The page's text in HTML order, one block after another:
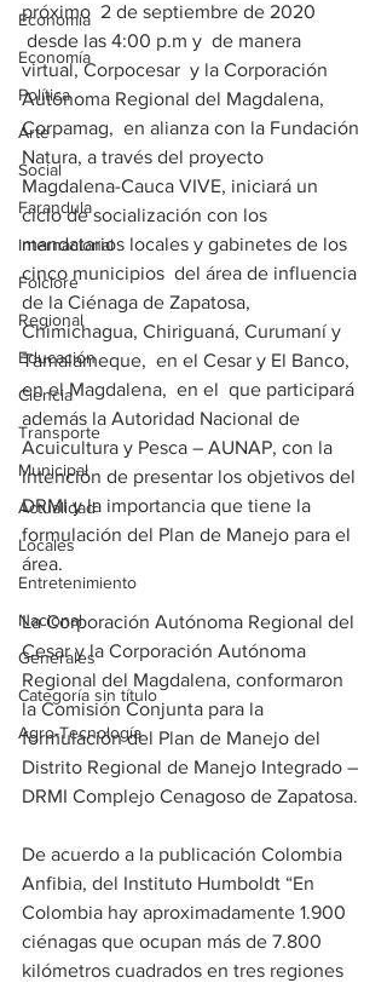
Economía
Economía
Política
Arte
Social
Farandula
Internacional
Folclore
Regional
Educación
Ciencia
Transporte
Municipal
Actualidad
Locales
Entretenimiento
Nacional
Generales
Categoría sin título
Agro-Tecnología
próximo  2 de septiembre de 2020
desde las 4:00 p.m y  de manera
virtual, Corpocesar  y la Corporación
Autónoma Regional del Magdalena,
Corpamag,  en alianza con la Fundación
Natura, a través del proyecto
Magdalena-Cauca VIVE, iniciará un
ciclo de socialización con los
mandatarios locales y gabinetes de los
cinco municipios  del área de influencia
de la Ciénaga de Zapatosa,
Chimichagua, Chiriguaná, Curumaní y
Tamalameque,  en el Cesar y El Banco,
en el Magdalena,  en el  que participará
además la Autoridad Nacional de
Acuicultura y Pesca – AUNAP, con la
intención de presentar los objetivos del
DRMI y la importancia que tiene la
formulación del Plan de Manejo para el
área.
La Corporación Autónoma Regional del
Cesar y la Corporación Autónoma
Regional del Magdalena, conformaron
la Comisión Conjunta para la
formulación del Plan de Manejo del
Distrito Regional de Manejo Integrado –
DRMI Complejo Cenagoso de Zapatosa.
De acuerdo a la publicación Colombia
Anfibia, del Instituto Humboldt “En
Colombia hay aproximadamente 1.900
ciénagas que ocupan más de 7.800
kilómetros cuadrados en tres regiones